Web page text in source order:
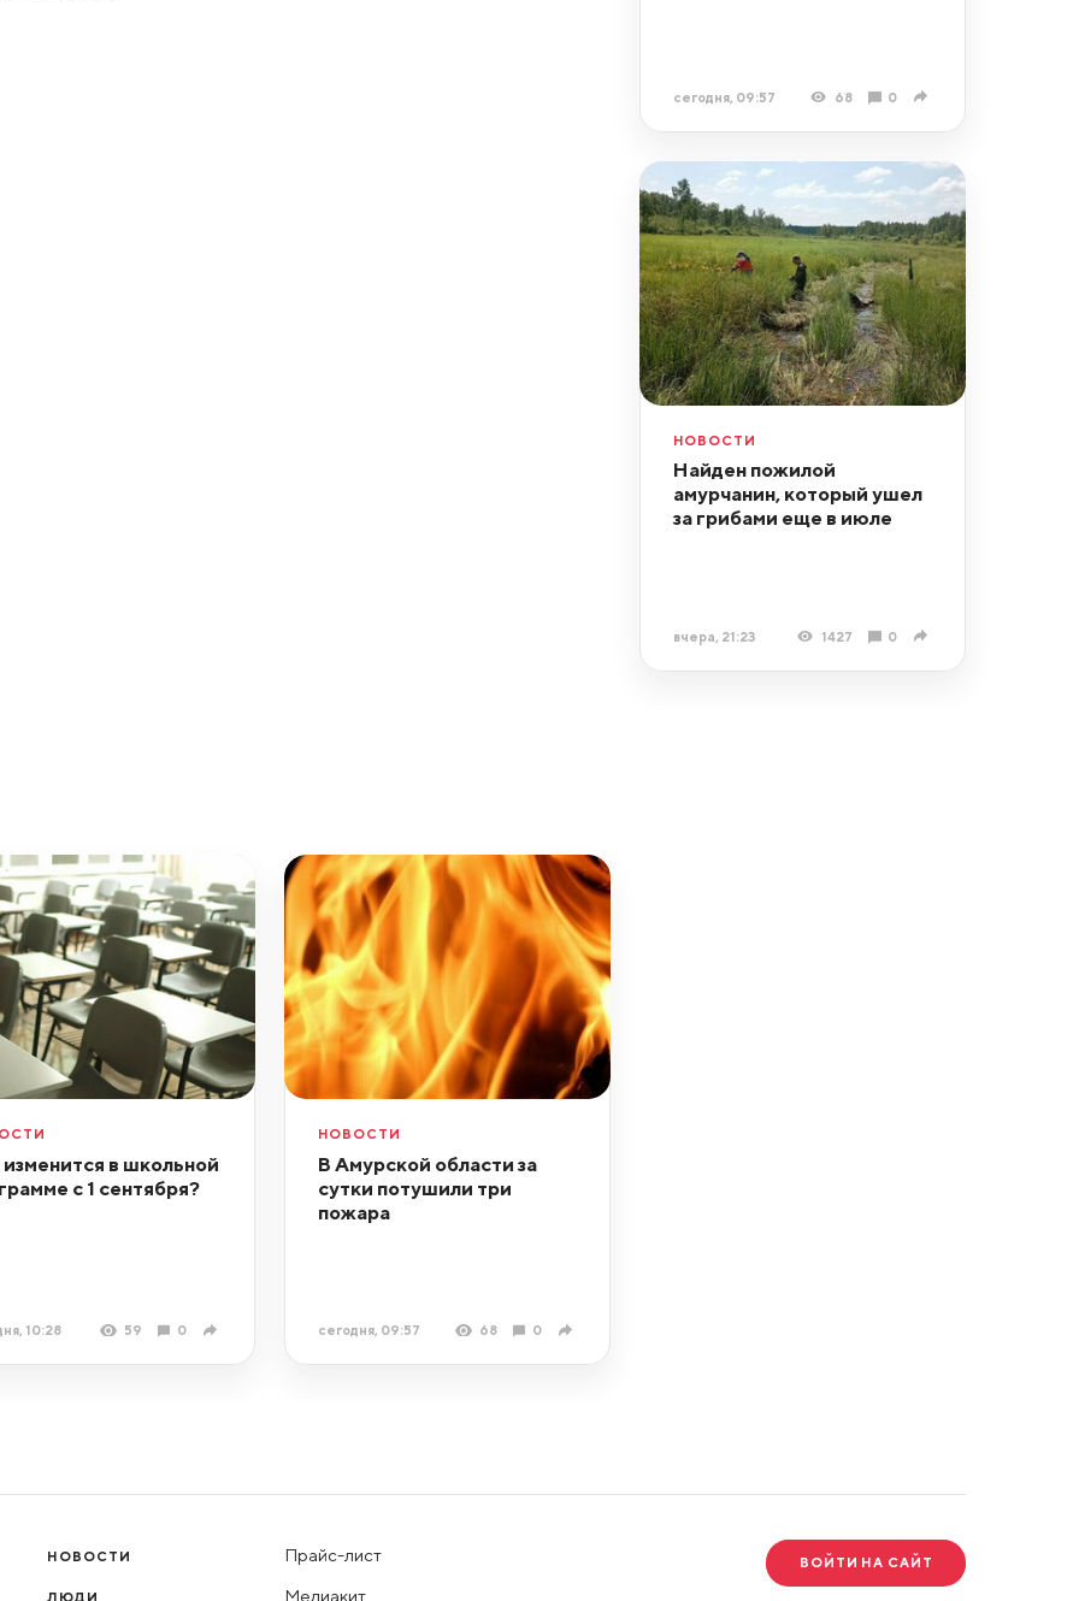
сегодня, 09:57 68 0
НОВОСТИ
Найден пожилой
амурчанин, который ушел
за грибами еще в июле
вчера, 21:23 1427 0
в школьной
с 1 сентября?
10:28 59 0
НОВОСТИ
В Амурской области за
сутки потушили три
пожара
сегодня, 09:57 68 0
НОВОСТИ
ЛЮДИ
Прайс-лист
Медиакит
ВОЙТИ НА САЙТ